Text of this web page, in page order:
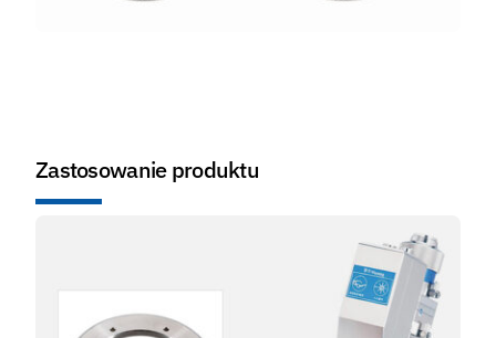
Zastosowanie produktu